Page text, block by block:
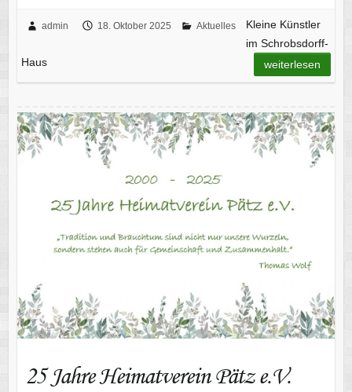
admin 18. Oktober 2025 Aktuelles
Kleine Künstler
im Schrobsdorff-
Haus
weiterlesen
25 Jahre Heimatverein Pätz e.V.
25 Jahre Heimatverein Pätz e.V.